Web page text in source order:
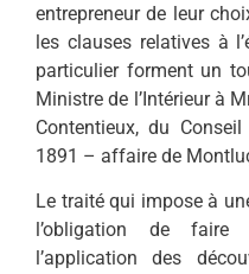
entrepreneur de leur
les clauses relatives à
particulier forment un
Ministre de l’Intérieur à
Contentieux, du
1891 – affaire de
Le traité qui impose à
l’obligation de
l’application des